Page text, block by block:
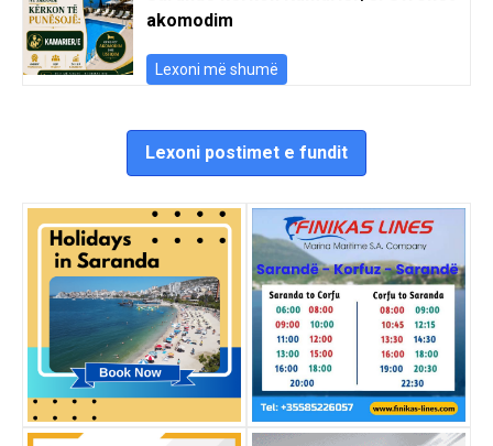
akomodim
Lexoni më shumë
Lexoni postimet e fundit